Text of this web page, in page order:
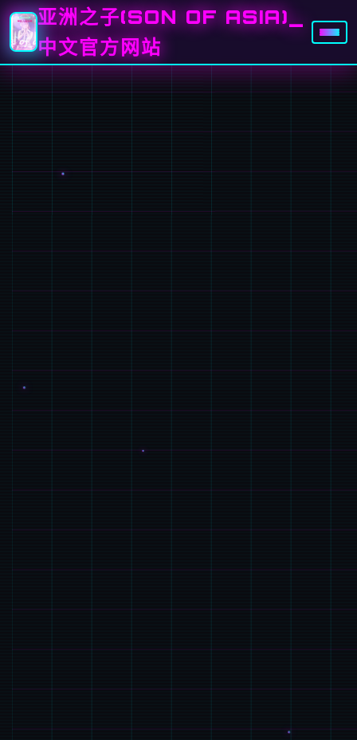
亚洲之子(SON OF ASIA)_
中文官方网站